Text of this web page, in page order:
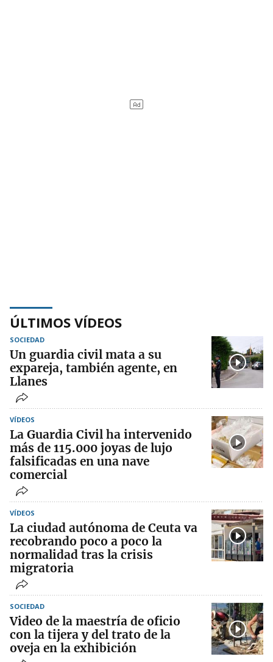
ÚLTIMOS VÍDEOS
SOCIEDAD
Un guardia civil mata a su
expareja, también agente, en
Llanes
VÍDEOS
La Guardia Civil ha intervenido
más de 115.000 joyas de lujo
falsificadas en una nave
comercial
VÍDEOS
La ciudad autónoma de Ceuta va
recobrando poco a poco la
normalidad tras la crisis
migratoria
SOCIEDAD
Video de la maestría de oficio
con la tijera y del trato de la
oveja en la exhibición